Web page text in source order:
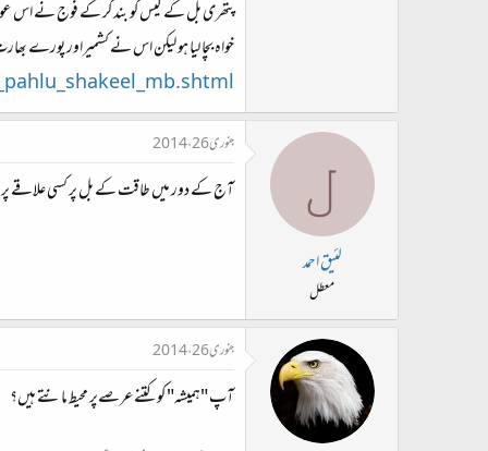
پتھری بل کے کیس کو بند کر کے فوج نے اس
خواہ بچا لیا ہو لیکن اس نے کشمیراور پورے
ل
لئیق احمد
معطل
جنوری 26، 2014
آج کے دور میں طاقت کے بل پر کسی علاقے پر
جنوری 26، 2014
آپ "ہمیشہ" کو کتنے عرصےپر محیط مانتے ہیں؟